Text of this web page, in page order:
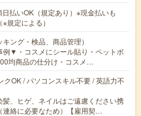
払いOK（規定あり）※現金払いも
規定による）
ング・検品、商品管理）
▼・コスメにシール貼り・ペットボ
均商品の仕分け・コスメ…
クOK / パソコンスキル不要 / 英語力不
、ヒゲ、ネイルはご遠慮ください携
連絡に必要なため）【雇用契…